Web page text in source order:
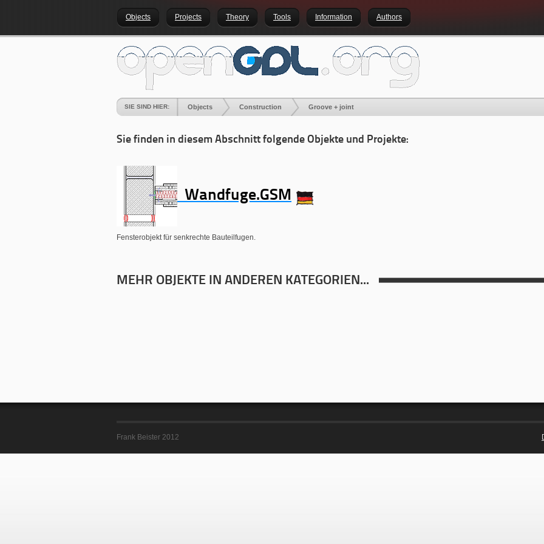
Objects Projects Theory Tools Information Authors
SIE SIND HIER: Objects Construction Groove + joint
Sie finden in diesem Abschnitt folgende Objekte und Projekte:
Wandfuge.GSM
Fensterobjekt für senkrechte Bauteilfugen.
MEHR OBJEKTE IN ANDEREN KATEGORIEN...
Frank Beister 2012